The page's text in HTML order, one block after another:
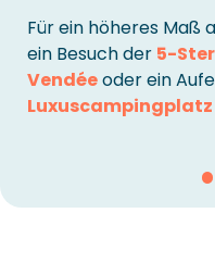
Für ein höheres Maß
ein Besuch der 5-
Vendéeoder ein
Luxuscampingplatz